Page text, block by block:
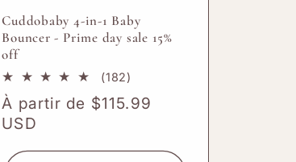
Cuddobaby 4-in-1 Baby
Bouncer - Prime day sale 15%
off
(182)
des
Prix
habituel
À partir de $115.99
USD